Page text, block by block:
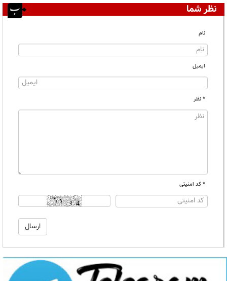
نظر شما
نام
ایمیل
* نظر
* کد امنیتی